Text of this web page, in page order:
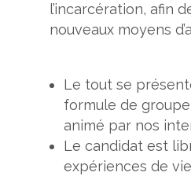
l’incarcération, afin
nouveaux moyens
Le tout se
formule de
animé par nos
Le candidat est
expériences de